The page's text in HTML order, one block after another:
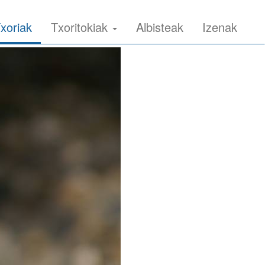
Txoritokiak Albisteak Izenak